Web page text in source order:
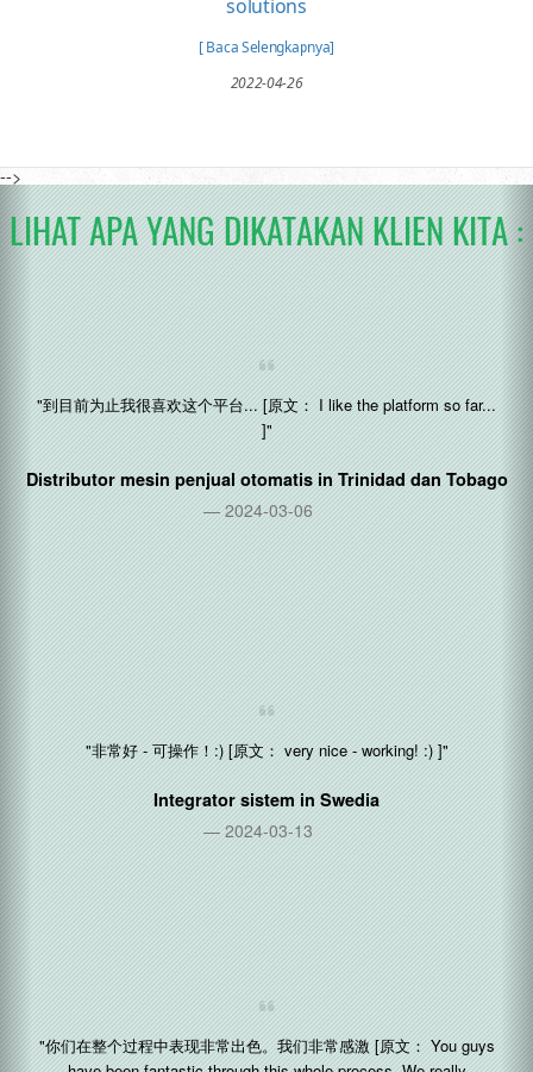
[ Baca Selengkapnya]
2022-04-26
LIHAT APA YANG DIKATAKAN KLIEN KITA :
"到目前为止我很喜欢这个平台... [原文： I like the platform so far...
]"
Distributor mesin penjual otomatis inTrinidad dan Tobago
2024-03-06
"非常好 - 可操作！:) [原文： very nice - working! :) ]"
Integrator sistem inSwedia
2024-03-13